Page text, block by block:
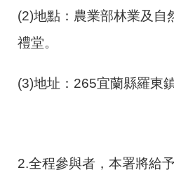
(2)地點：農業部林業及自
禮堂。
(3)地址：265宜蘭縣羅東
2.全程參與者，本署將給